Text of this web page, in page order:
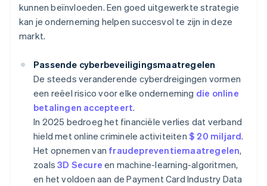
kunnen beïnvloeden. Een goed uitgewerkte strategie
kan je onderneming helpen succesvol te zijn in deze
markt.
Passende cyberbeveiligingsmaatregelen
De steeds veranderende cyberdreigingen vormen
een reëel risico voor elke onderneming die online
betalingen accepteert.
In 2025 bedroeg het financiële verlies dat verband
hield met online criminele activiteiten $ 20 miljard.
Het opnemen van fraudepreventiemaatregelen,
zoals3D Secure en machine-learning-algoritmen,
en het voldoen aan de Payment Card Industry Data